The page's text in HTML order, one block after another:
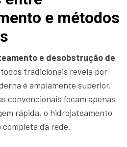
e métodos
e desobstrução de
tradicionais revela por
é amplamente superior.
convencionais focam apenas
rápida, o hidrojateamento
da rede.